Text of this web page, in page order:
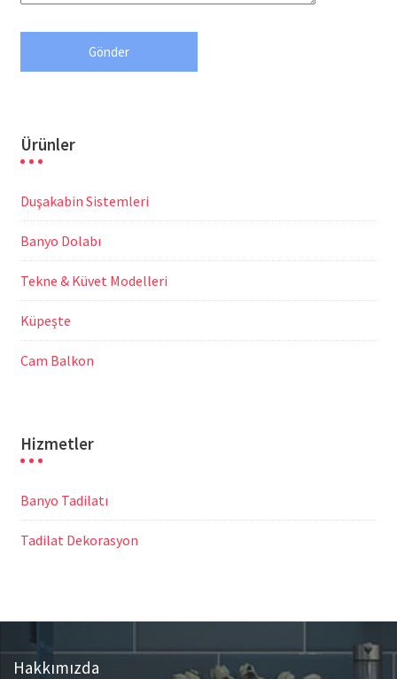
Ürünler
Duşakabin Sistemleri
Banyo Dolabı
Tekne & Küvet Modelleri
Küpeşte
Cam Balkon
Hizmetler
Banyo Tadilatı
Tadilat Dekorasyon
Hakkımızda